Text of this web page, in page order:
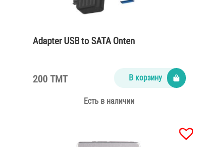
Adapter USB to SATA Onten
200 TMT В корзину
Есть в наличии